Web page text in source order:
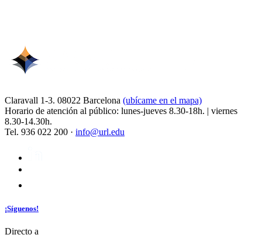
Claravall 1-3. 08022 Barcelona (ubícame en el mapa)
Horario de atención al público: lunes-jueves 8.30-18h. | viernes
8.30-14.30h.
Tel. 936 022 200 · info@url.edu
¡Síguenos!
Directo a